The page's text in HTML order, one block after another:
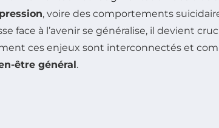
, voire des comportements
face à l’avenir se généralise, il devient
ces enjeux sont interconnectés et
être général.